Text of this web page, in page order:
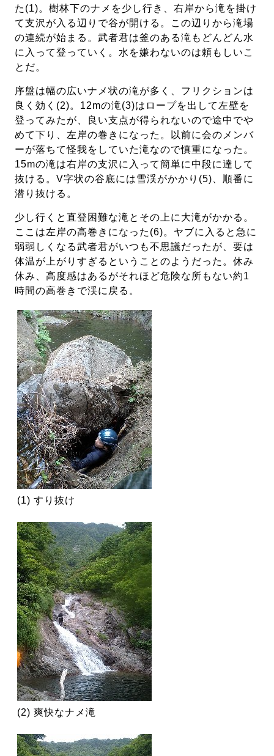
た(1)。樹林下のナメを少し行き、右岸から滝を掛け
て支沢が入る辺りで谷が開ける。この辺りから滝場
の連続が始まる。武者君は釜のある滝もどんどん水
に入って登っていく。水を嫌わないのは頼もしいこ
とだ。
序盤は幅の広いナメ状の滝が多く、フリクションは
良く効く(2)。12mの滝(3)はロープを出して左壁を
登ってみたが、良い支点が得られないので途中でや
めて下り、左岸の巻きになった。以前に会のメンバ
ーが落ちて怪我をしていた滝なので慎重になった。
15mの滝は右岸の支沢に入って簡単に中段に達して
抜ける。V字状の谷底には雪渓がかかり(5)、順番に
潜り抜ける。
少し行くと直登困難な滝とその上に大滝がかかる。
ここは左岸の高巻きになった(6)。ヤブに入ると急に
弱弱しくなる武者君がいつも不思議だったが、要は
体温が上がりすぎるということのようだった。休み
休み、高度感はあるがそれほど危険な所もない約1
時間の高巻きで渓に戻る。
(1) すり抜け
(2) 爽快なナメ滝